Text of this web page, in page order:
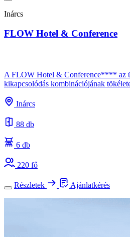
Inárcs
FLOW Hotel & Conference
A FLOW Hotel & Conference**** az
kikapcsolódás kombinációjának
Inárcs
88 db
6 db
220 fő
Részletek Ajánlatkérés